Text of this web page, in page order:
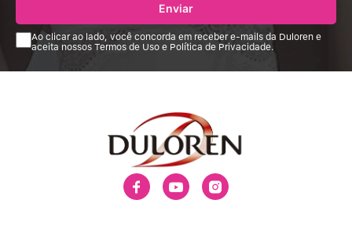
Enviar
Ao clicar ao lado, você concorda em receber e-mails da Duloren e
aceita nossos Termos de Uso e Política de Privacidade.